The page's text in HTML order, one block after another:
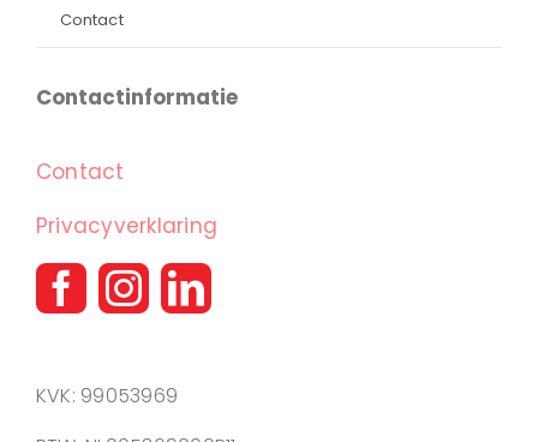
Contact
Contactinformatie
Contact
Privacyverklaring
KVK: 99053969